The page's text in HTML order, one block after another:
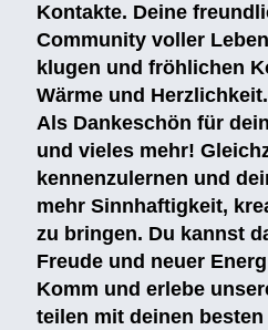
Kontakte. Deine
Community voller
klugen und fröhlichen
Wärme und
Als Dankeschön für
und vieles mehr!
kennenzulernen und
mehr Sinnhaftigkeit,
zu bringen. Du kannst
Freude und neuer
Komm und erlebe
teilen mit deinen